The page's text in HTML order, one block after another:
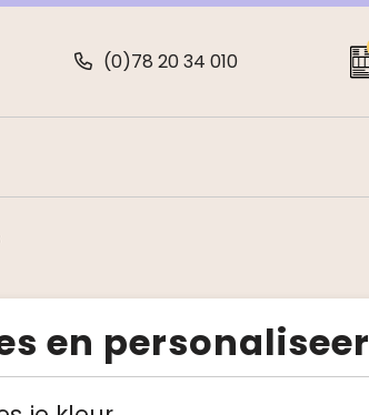
(0)78 20 34 010
en personaliseer